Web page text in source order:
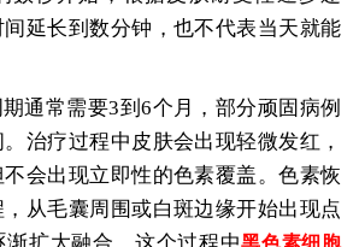
延长到数分钟，也不代表当天就能
通常需要3到6个月，部分顽固病例
治疗过程中皮肤会出现轻微发红，
会出现立即性的色素覆盖。色素恢
从毛囊周围或白斑边缘开始出现点